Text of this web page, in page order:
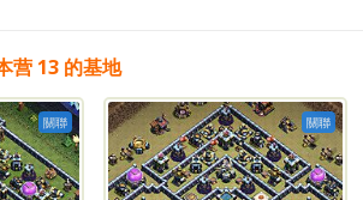
营 13 的基地
關聯 關聯